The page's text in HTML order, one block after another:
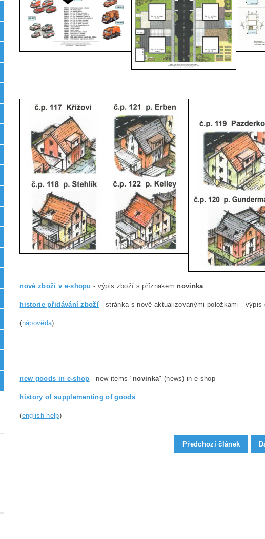
nové zboží v e-shopu - výpis zboží s příznakem novinka
historie přidávání zboží - stránka s nově aktualizovanými položkami -
(nápověda)
new goods in e-shop - new items "novinka" (news) in e-shop
history of supplementing of goods
(english help)
Předchozí článek